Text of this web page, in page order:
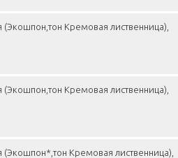
(Экошпон,тон Кремовая лиственница),
(Экошпон,тон Кремовая лиственница),
(Экошпон*,тон Кремовая лиственница),